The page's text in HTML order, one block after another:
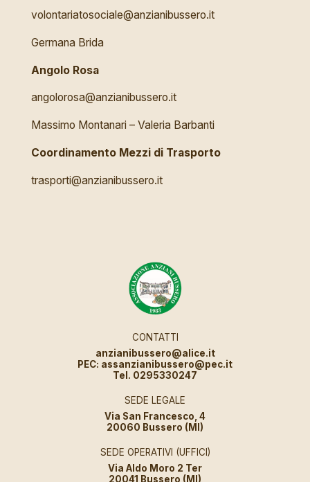
volontariatosociale@anzianibussero.it
Germana Brida
Angolo Rosa
angolorosa@anzianibussero.it
Massimo Montanari – Valeria Barbanti
Coordinamento Mezzi di Trasporto
trasporti@anzianibussero.it
SEDE LEGALE
Via San Francesco, 4
20060 Bussero (MI)
SEDE OPERATIVI (UFFICI)
Via Aldo Moro 2 Ter
20041 Bussero (MI)
CONTATTI
anzianibussero@alice.it
PEC: assanzianibussero@pec.it
Tel. 0295330247